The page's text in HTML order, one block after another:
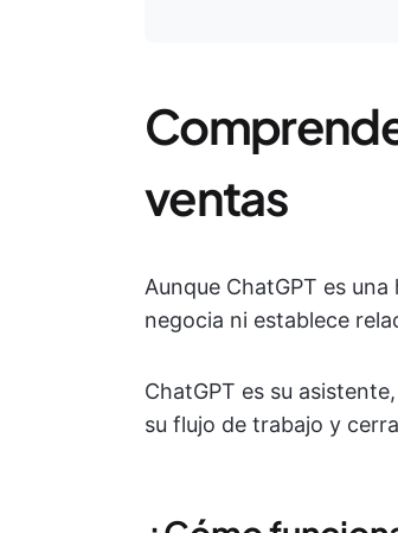
ventas
Aunque ChatGPT es
negocia ni establece
ChatGPT es su
su flujo de trabajo y